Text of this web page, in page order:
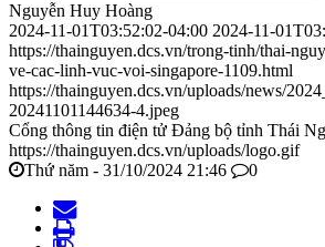
Nguyễn Huy Hoàng
2024-11-01T03:52:02-04:00 2024-11-
https://thainguyen.dcs.vn/trong-tinh/thai-
ve-cac-linh-vuc-voi-singapore-1109.html
https://thainguyen.dcs.vn/uploads/news/
20241101144634-4.jpeg
Cổng thông tin điện tử Đảng bộ tỉnh Thái
https://thainguyen.dcs.vn/uploads/logo.gif
Thứ năm - 31/10/2024 21:46
0